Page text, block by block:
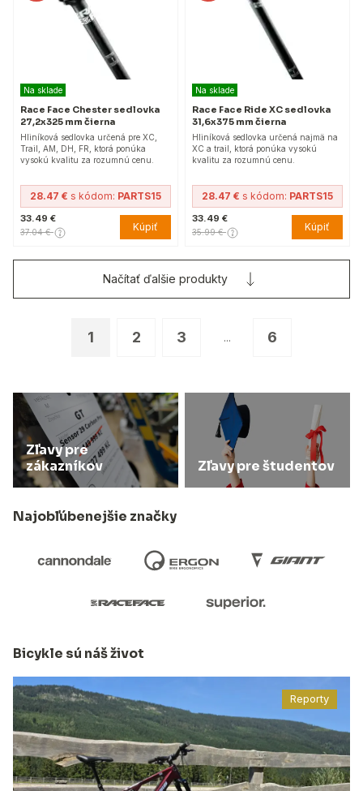
Na sklade
Race Face Chester sedlovka
27,2x325 mm čierna
Hliníková sedlovka určená pre XC,
Trail, AM, DH, FR, ktorá ponúka
vysokú kvalitu za rozumnú cenu.
28.47 € s kódom: PARTS15
33.49 €
37.04 € Kúpiť
Na sklade
Race Face Ride XC sedlovka
31,6x375 mm čierna
Hliníková sedlovka určená najmä na
XC a trail, ktorá ponúka vysokú
kvalitu za rozumnú cenu.
28.47 € s kódom: PARTS15
33.49 €
35.99 € Kúpiť
1 2 3 ... 6
Načítať ďalšie produkty
Zľavy pre
zákazníkov
Zľavy pre študentov
Najobľúbenejšie značky
Bicykle sú náš život
Reporty